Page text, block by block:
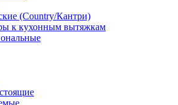
(Country/Кантри)
к кухонным вытяжкам